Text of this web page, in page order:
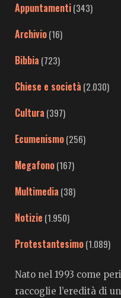
Appuntamenti(343)
Archivio(16)
Bibbia (723)
Chiese e società (2.030)
Cultura (397)
Ecumenismo(256)
Megafono(167)
Multimedia (38)
Notizie (1.950)
Protestantesimo(1.089)
Nato nel 1993 come
raccoglie l’eredità di